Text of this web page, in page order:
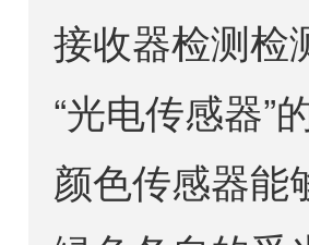
接收器检测检
“光电传感器”
颜色传感器能